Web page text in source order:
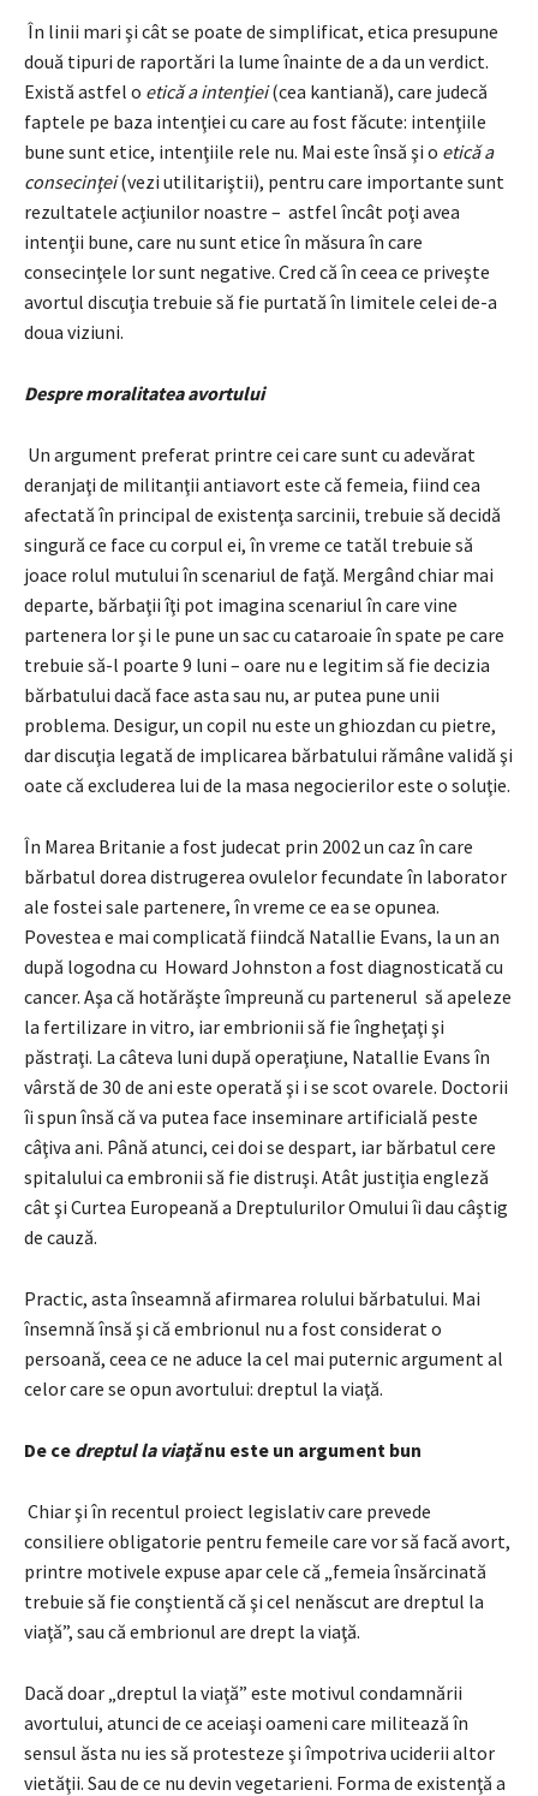
În linii mari şi cât se poate de simplificat, etica presupune
două tipuri de raportări la lume înainte de a da un verdict.
Există astfel o etică a intenţiei(cea kantiană), care judecă
faptele pe baza intenţiei cu care au fost făcute: intenţiile
bune sunt etice, intenţiile rele nu. Mai este însă şi o etică a
consecinţei(vezi utilitariştii), pentru care importante sunt
rezultatele acţiunilor noastre – astfel încât poţi avea
intenţii bune, care nu sunt etice în măsura în care
consecinţele lor sunt negative. Cred că în ceea ce priveşte
avortul discuţia trebuie să fie purtată în limitele celei de-a
doua viziuni.
Despre moralitatea avortului
Un argument preferat printre cei care sunt cu adevărat
deranjaţi de militanţii antiavort este că femeia, fiind cea
afectată în principal de existenţa sarcinii, trebuie să decidă
singură ce face cu corpul ei, în vreme ce tatăl trebuie să
joace rolul mutului în scenariul de faţă. Mergând chiar mai
departe, bărbaţii îţi pot imagina scenariul în care vine
partenera lor şi le pune un sac cu cataroaie în spate pe care
trebuie să-l poarte 9 luni – oare nu e legitim să fie decizia
bărbatului dacă face asta sau nu, ar putea pune unii
problema. Desigur, un copil nu este un ghiozdan cu pietre,
dar discuţia legată de implicarea bărbatului rămâne validă şi
oate că excluderea lui de la masa negocierilor este o soluţie.
În Marea Britanie a fost judecat prin 2002 un caz în care
bărbatul dorea distrugerea ovulelor fecundate în laborator
ale fostei sale partenere, în vreme ce ea se opunea.
Povestea e mai complicată fiindcă Natallie Evans, la un an
după logodna cu Howard Johnston a fost diagnosticată cu
cancer. Aşa că hotărăşte împreună cu partenerul să apeleze
la fertilizare in vitro, iar embrionii să fie îngheţaţi şi
păstraţi. La câteva luni după operaţiune, Natallie Evans în
vârstă de 30 de ani este operată şi i se scot ovarele. Doctorii
îi spun însă că va putea face inseminare artificială peste
câţiva ani. Până atunci, cei doi se despart, iar bărbatul cere
spitalului ca embronii să fie distruşi. Atât justiţia engleză
cât şi Curtea Europeană a Dreptulurilor Omului îi dau câştig
de cauză.
Practic, asta înseamnă afirmarea rolului bărbatului. Mai
însemnă însă şi că embrionul nu a fost considerat o
persoană, ceea ce ne aduce la cel mai puternic argument al
celor care se opun avortului: dreptul la viaţă.
De ce dreptul la viaţănu este un argument bun
Chiar şi în recentul proiect legislativ care prevede
consiliere obligatorie pentru femeile care vor să facă avort,
printre motivele expuse apar cele că „femeia însărcinată
trebuie să fie conştientă că şi cel nenăscut are dreptul la
viaţă”, sau că embrionul are drept la viaţă.
Dacă doar „dreptul la viaţă” este motivul condamnării
avortului, atunci de ce aceiaşi oameni care militează în
sensul ăsta nu ies să protesteze şi împotriva uciderii altor
vietăţii. Sau de ce nu devin vegetarieni. Forma de existenţă a